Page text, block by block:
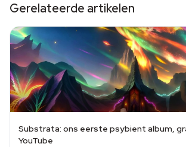
Gerelateerde artikelen
Substrata: ons eerste psybient album,
YouTube